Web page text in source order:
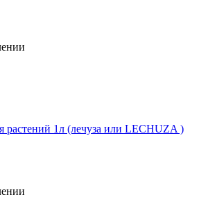
растений 1л (лечуза или LECHUZA )